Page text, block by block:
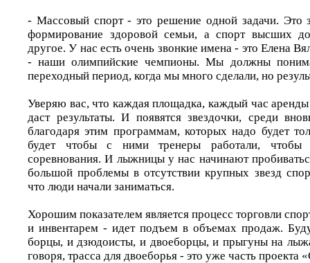
- Массовый спорт - это решение одной задачи. Это
формирование здоровой семьи, а спорт высших
другое. У нас есть очень звонкие имена - это Елена
- наши олимпийские чемпионы. Мы должны
переходный период, когда мы много сделали, но
Уверяю вас, что каждая площадка, каждый час
даст результаты. И появятся звездочки, среди
благодаря этим программам, которых надо будет
будет чтобы с ними тренеры работали,
соревнования. И лыжницы у нас начинают
большой проблемы в отсутствии крупных звезд
что люди начали заниматься.
Хорошим показателем является процесс торговли
и инвентарем - идет подъем в объемах продаж.
борцы, и дзюдоисты, и двоеборцы, и прыгуны на
говоря, трасса для двоеборья - это уже часть